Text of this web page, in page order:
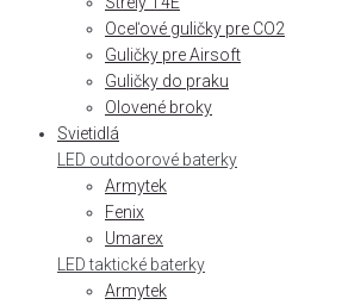
Oceľové guličky pre CO2
Guličky pre Airsoft
Guličky do praku
Olovené broky
Svietidlá
LED outdoorové baterky
Armytek
Fenix
Umarex
LED taktické baterky
Armytek